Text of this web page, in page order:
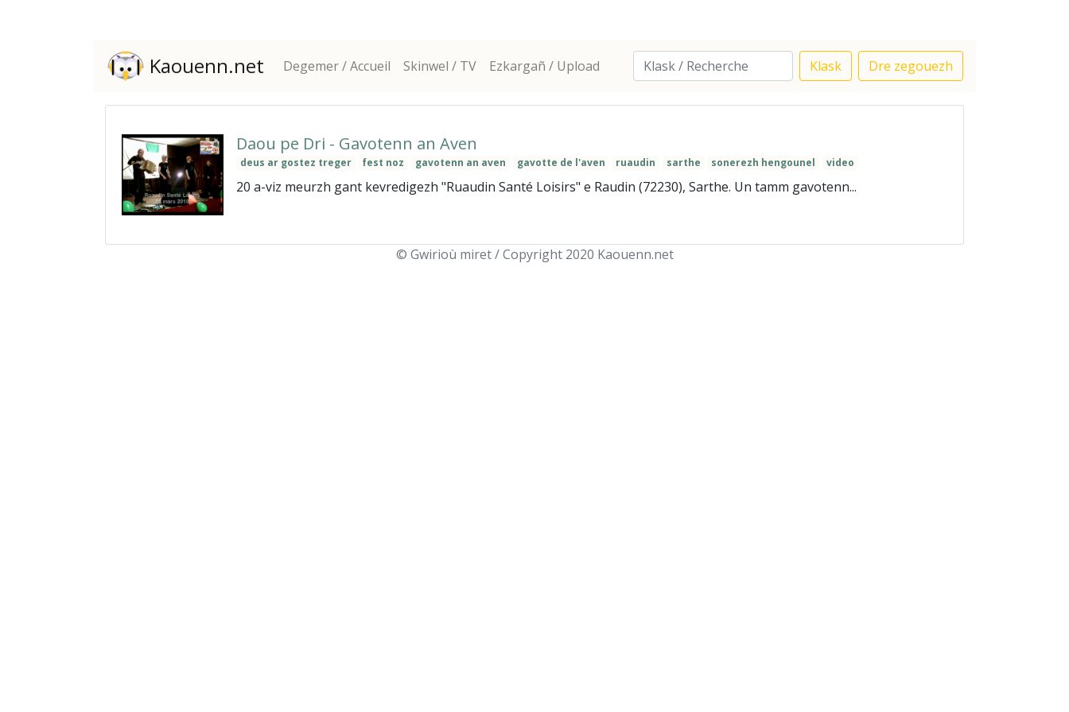
Kaouenn.net Degemer / Accueil Skinwel / TV Ezkargañ / Upload Klask Dre zegouezh
Daou pe Dri - Gavotenn an Aven
deus ar gostez treger fest noz gavotenn an aven gavotte de l'aven ruaudin sarthe sonerezh hengounel video
20 a-viz meurzh gant kevredigezh "Ruaudin Santé Loisirs" e Raudin (72230), Sarthe. Un tamm gavotenn...
© Gwirioù miret / Copyright 2020 Kaouenn.net